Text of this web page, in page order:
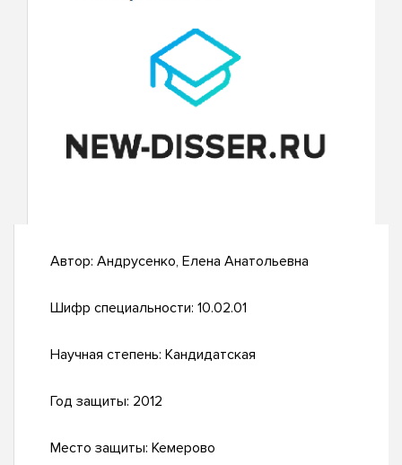
Автор: Андрусенко, Елена Анатольевна
Шифр специальности: 10.02.01
Научная степень: Кандидатская
Год защиты: 2012
Место защиты: Кемерово